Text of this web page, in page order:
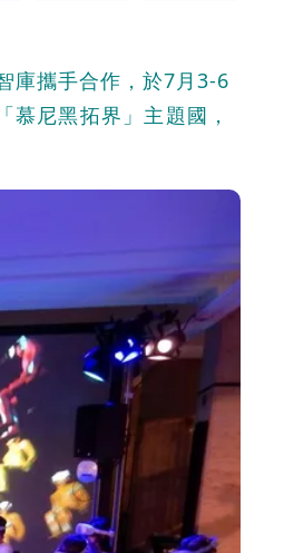
庫攜手合作，於7月3-6
尼黑拓界」主題國，